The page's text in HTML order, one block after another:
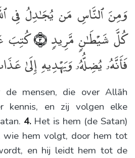
de mensen, die over Allāh
kennis, en zij volgen elke
4. Het is hem (de Satan)
wie hem volgt, door hem tot
en hij leidt hem tot de
وَمِنَ ٱلنَّاسِ مَن يُجَـٰدِلُ فِى
كُلَّ شَيْطَـٰنٍۢ مَّرِيدٍۢ﴿٣﴾ كُتِبَ
فَأَنَّهُۥ يُضِلُّهُۥ وَيَهْدِيهِ إِلَىٰ